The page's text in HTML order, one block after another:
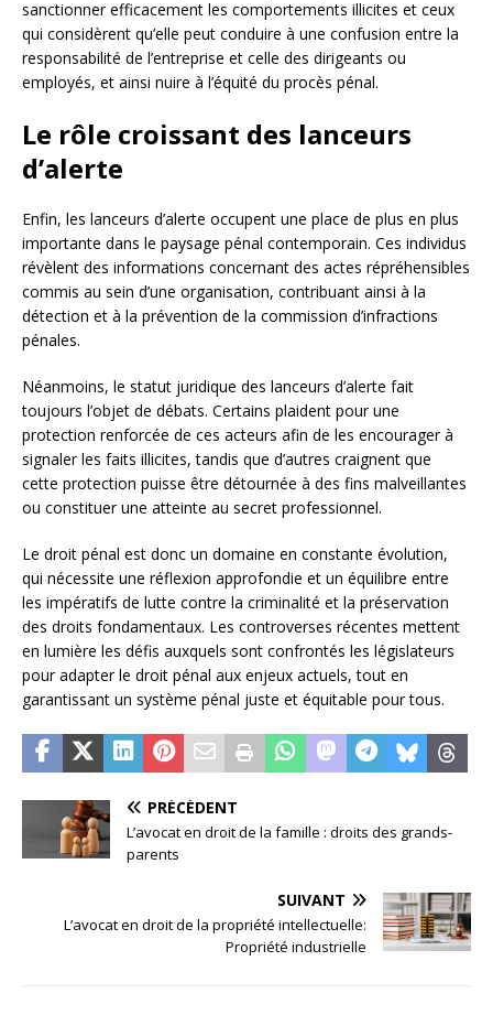
sanctionner efficacement les comportements illicites et ceux
qui considèrent qu’elle peut conduire à une confusion entre la
responsabilité de l’entreprise et celle des dirigeants ou
employés, et ainsi nuire à l’équité du procès pénal.
Le rôle croissant des lanceurs
d’alerte
Enfin, les lanceurs d’alerte occupent une place de plus en plus
importante dans le paysage pénal contemporain. Ces individus
révèlent des informations concernant des actes répréhensibles
commis au sein d’une organisation, contribuant ainsi à la
détection et à la prévention de la commission d’infractions
pénales.
Néanmoins, le statut juridique des lanceurs d’alerte fait
toujours l’objet de débats. Certains plaident pour une
protection renforcée de ces acteurs afin de les encourager à
signaler les faits illicites, tandis que d’autres craignent que
cette protection puisse être détournée à des fins malveillantes
ou constituer une atteinte au secret professionnel.
Le droit pénal est donc un domaine en constante évolution,
qui nécessite une réflexion approfondie et un équilibre entre
les impératifs de lutte contre la criminalité et la préservation
des droits fondamentaux. Les controverses récentes mettent
en lumière les défis auxquels sont confrontés les législateurs
pour adapter le droit pénal aux enjeux actuels, tout en
garantissant un système pénal juste et équitable pour tous.
PRÉCÉDENT
L’avocat en droit de la famille : droits des grands-
parents
SUIVANT
L’avocat en droit de la propriété intellectuelle:
Propriété industrielle